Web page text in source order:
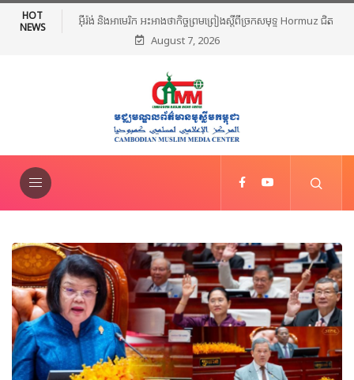
HOT
NEWS
អ៊ីរ៉ង់ និងអាមេរិក អះអាងថាកិច្ចព្រមព្រៀងស្តីពីច្រកសមុទ្ទ Hormuz ជិត
សម្រេចបានហើយ
August 7, 2026